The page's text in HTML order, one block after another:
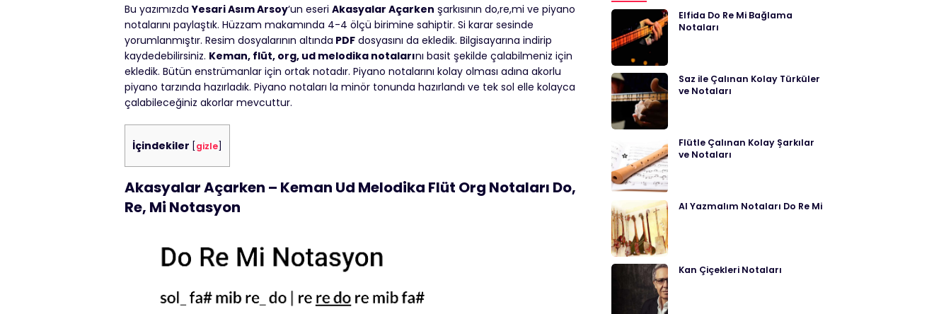
Bu yazımızdaYesari Asım Arsoy‘un eseri Akasyalar Açarken şarkısının do,re,mi ve piyano
notalarını paylaştık. Hüzzam makamında 4-4 ölçü birimine sahiptir. Si karar sesinde
yorumlanmıştır. Resim dosyalarının altında PDF dosyasını da ekledik. Bilgisayarına indirip
kaydedebilirsiniz. Keman, flüt, org, ud melodika notalarını basit şekilde çalabilmeniz için
ekledik. Bütün enstrümanlar için ortak notadır. Piyano notalarını kolay olması adına akorlu
piyano tarzında hazırladık. Piyano notaları la minör tonunda hazırlandı ve tek sol elle kolayca
çalabileceğiniz akorlar mevcuttur.
İçindekiler gizle
Akasyalar Açarken – Keman Ud Melodika Flüt Org Notaları Do,
Re, Mi Notasyon
Elfida Do Re Mi Bağlama
Notaları
Saz ile Çalınan Kolay Türküler
ve Notaları
Flütle Çalınan Kolay Şarkılar
ve Notaları
Al Yazmalım Notaları Do Re Mi
Kan Çiçekleri Notaları